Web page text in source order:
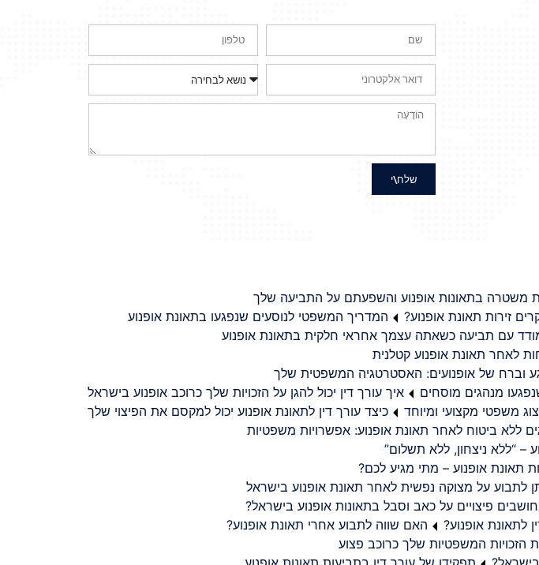
שלח\י
משטרה בתאונות אופנוע והשפעתם על התביעה שלך
זירות תאונת אופנוע?
המדריך המשפטי לנוסעים שנפגעו בתאונת אופנוע
עם תביעה כשאתה עצמך אחראי חלקית בתאונת אופנוע
לאחר תאונת אופנוע קטלנית
וברח של אופנועים: האסטרטגיה המשפטית שלך
מנהגים מוסחים
איך עורך דין יכול להגן על הזכויות שלך כרוכב אופנוע בישראל
משפטי מקצועי ומיוחד
כיצד עורך דין לתאונת אופנוע יכול למקסם את הפיצוי שלך
ללא ביטוח לאחר תאונת אופנוע: אפשרויות משפטיות
– “ללא ניצחון, ללא תשלום”
תאונת אופנוע – מתי מגיע לכם?
לתבוע על מצוקה נפשית לאחר תאונת אופנוע בישראל
פיצויים על כאב וסבל בתאונות אופנוע בישראל?
לתאונת אופנוע?
האם שווה לתבוע אחרי תאונת אופנוע?
הזכויות המשפטיות שלך כרוכב פצוע